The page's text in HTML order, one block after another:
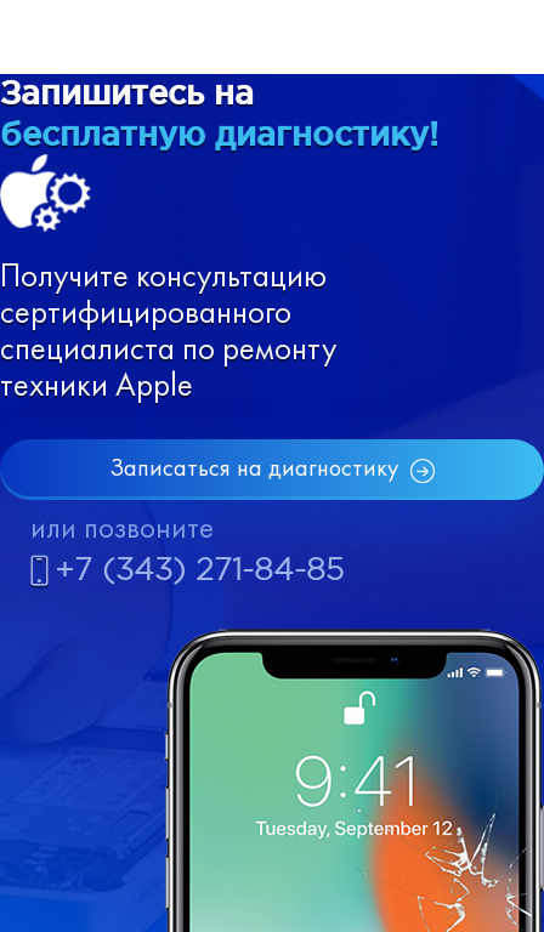
Запишитесь на
бесплатную диагностику!
Получите консультацию
сертифицированного
специалиста по ремонту
техники Apple
Записаться на диагностику
или позвоните
+7 (343) 271-84-85